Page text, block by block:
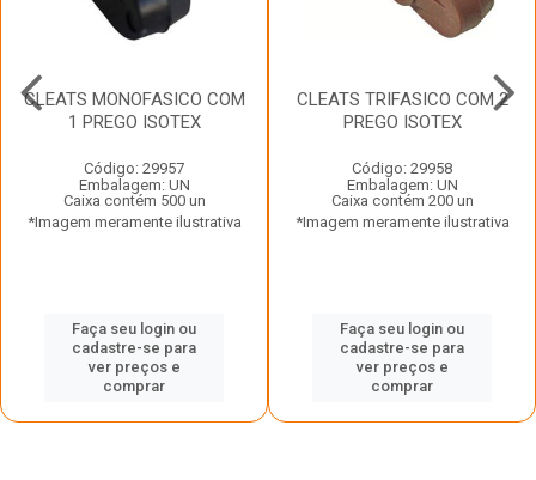
CLEATS MONOFASICO COM
1 PREGO ISOTEX
Código: 29957
Embalagem: UN
Caixa contém 500 un
*Imagem meramente ilustrativa
Faça seu login ou
cadastre-se para
ver preços e
comprar
CLEATS TRIFASICO COM 2
PREGO ISOTEX
Código: 29958
Embalagem: UN
Caixa contém 200 un
*Imagem meramente ilustrativa
Faça seu login ou
cadastre-se para
ver preços e
comprar